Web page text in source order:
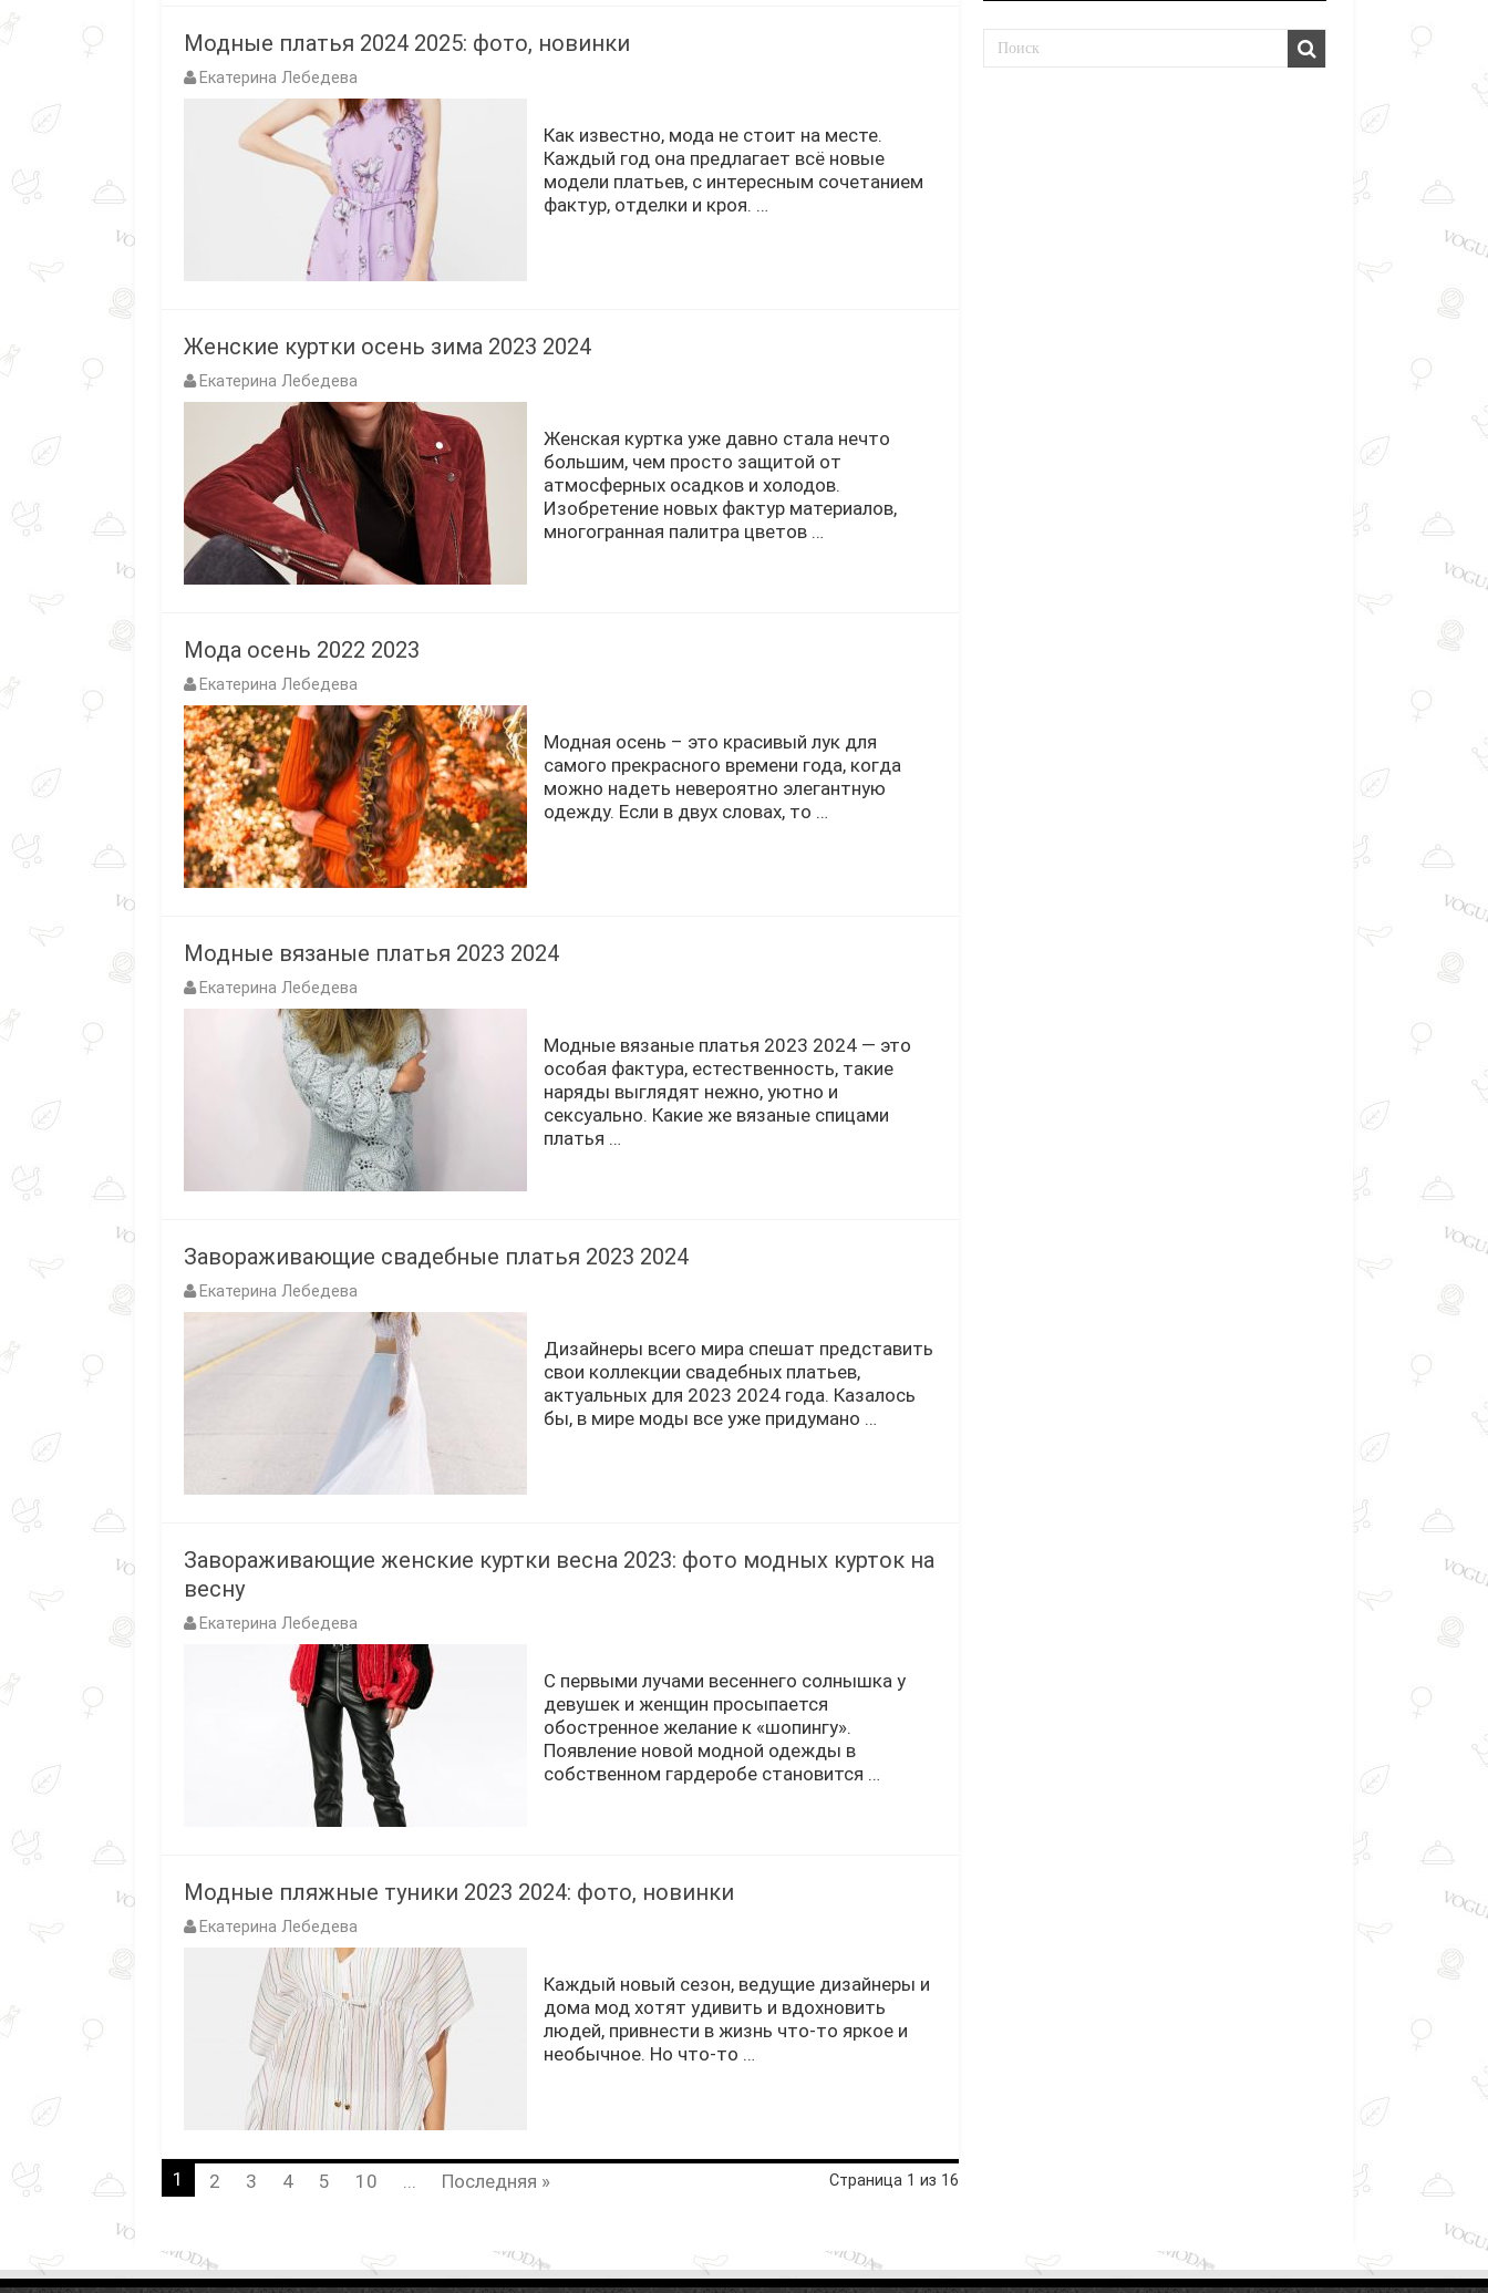
Модные платья 2024 2025: фото, новинки
Екатерина Лебедева
Как известно, мода не стоит на месте.
Каждый год она предлагает всё новые
модели платьев, с интересным сочетанием
фактур, отделки и кроя. …
Женские куртки осень зима 2023 2024
Екатерина Лебедева
Женская куртка уже давно стала нечто
большим, чем просто защитой от
атмосферных осадков и холодов.
Изобретение новых фактур материалов,
многогранная палитра цветов …
Мода осень 2022 2023
Екатерина Лебедева
Модная осень – это красивый лук для
самого прекрасного времени года, когда
можно надеть невероятно элегантную
одежду. Если в двух словах, то …
Модные вязаные платья 2023 2024
Екатерина Лебедева
Модные вязаные платья 2023 2024 — это
особая фактура, естественность, такие
наряды выглядят нежно, уютно и
сексуально. Какие же вязаные спицами
платья …
Завораживающие свадебные платья 2023 2024
Екатерина Лебедева
Дизайнеры всего мира спешат представить
свои коллекции свадебных платьев,
актуальных для 2023 2024 года. Казалось
бы, в мире моды все уже придумано …
Завораживающие женские куртки весна 2023: фото модных курток на
весну
Екатерина Лебедева
С первыми лучами весеннего солнышка у
девушек и женщин просыпается
обостренное желание к «шопингу».
Появление новой модной одежды в
собственном гардеробе становится …
Модные пляжные туники 2023 2024: фото, новинки
Екатерина Лебедева
Каждый новый сезон, ведущие дизайнеры и
дома мод хотят удивить и вдохновить
людей, привнести в жизнь что-то яркое и
необычное. Но что-то …
Страница 1 из 16
1 2 3 4 5 10 ... Последняя »